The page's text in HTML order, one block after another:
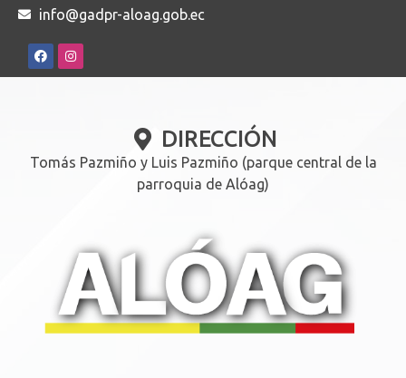
info@gadpr-aloag.gob.ec
DIRECCIÓN
Tomás Pazmiño y Luis Pazmiño (parque central de la
parroquia de Alóag)